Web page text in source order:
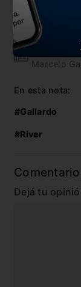
La historia
Gallardo
¡Falta
Marcelo
En esta nota:
#Gallardo
#River
Dejá tu